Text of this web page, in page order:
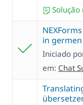
in
Iniciado
em: Chat